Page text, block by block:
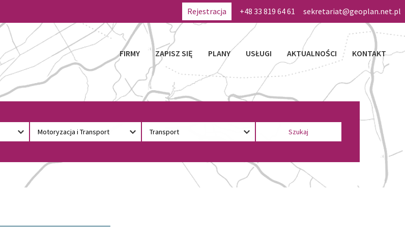
Rejestracja +48 33 819 64 61 sekretariat@geoplan.net.pl
FIRMY ZAPISZ SIĘ PLANY USŁUGI AKTUALNOŚCI KONTAKT